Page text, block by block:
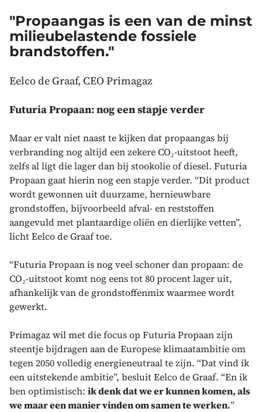
"Propaangas is een van de minst
milieubelastende fossiele
brandstoffen."
Eelco de Graaf, CEO Primagaz
Futuria Propaan: nog een stapje verder
Maar er valt niet naast te kijken dat propaangas bij
verbranding nog altijd een zekere CO₂-uitstoot heeft,
zelfs al ligt die lager dan bij stookolie of diesel. Futuria
Propaan gaat hierin nog een stapje verder. “Dit product
wordt gewonnen uit duurzame, hernieuwbare
grondstoffen, bijvoorbeeld afval- en reststoffen
aangevuld met plantaardige oliën en dierlijke vetten”,
licht Eelco de Graaf toe.
“Futuria Propaan is nog veel schoner dan propaan: de
CO₂-uitstoot komt nog eens tot 80 procent lager uit,
afhankelijk van de grondstoffenmix waarmee wordt
gewerkt.
Primagaz wil met die focus op Futuria Propaan zijn
steentje bijdragen aan de Europese klimaatambitie om
tegen 2050 volledig energieneutraal te zijn. “Dat vind ik
een uitstekende ambitie”, besluit Eelco de Graaf. “En ik
ben optimistisch: ik denk dat we er kunnen komen, als
we maar een manier vinden om samen te werken.”